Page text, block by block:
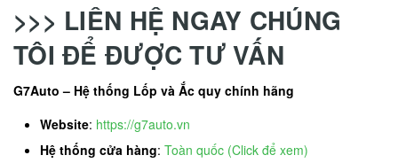
>>> LIÊN HỆ NGAY CHÚNG
TÔI ĐỂ ĐƯỢC TƯ VẤN
G7Auto – Hệ thống Lốp và Ắc quy chính hãng
Website: https://g7auto.vn
Hệ thống cửa hàng: Toàn quốc (Click để xem)